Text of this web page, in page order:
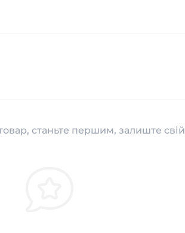
станьте першим, залиште свій